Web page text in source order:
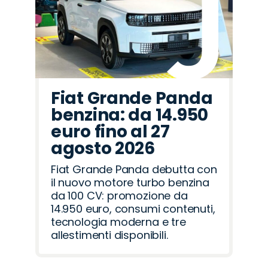
Fiat Grande Panda
benzina: da 14.950
euro fino al 27
agosto 2026
Fiat Grande Panda debutta con
il nuovo motore turbo benzina
da 100 CV: promozione da
14.950 euro, consumi contenuti,
tecnologia moderna e tre
allestimenti disponibili.